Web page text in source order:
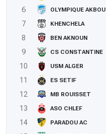
6
OLYMPIQUE AKBOU
7
KHENCHELA
8
BEN AKNOUN
9
CS CONSTANTINE
10
USM ALGER
11
ES SETIF
12
MB ROUISSET
13
ASO CHLEF
14
PARADOU AC